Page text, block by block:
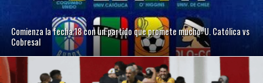
Comienza la fecha 18 con un partido que promete mucho: U. Católica vs
Cobresal